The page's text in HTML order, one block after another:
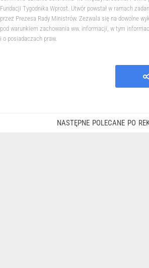
Fundacji Tygodnika Wprost. Utwór powstał w ramach
przez Prezesa Rady Ministrów. Zezwala się na dowolne
pod warunkiem zachowania ww. informacji, w tym
i o posiadaczach praw.